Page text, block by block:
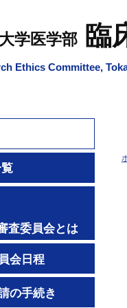
学医学部臨
Ethics Committee,
査委員会とは
会日程
の手続き